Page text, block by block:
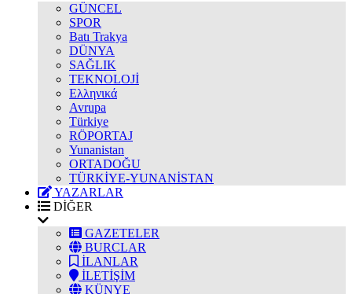
GÜNCEL
SPOR
Batı Trakya
DÜNYA
SAĞLIK
TEKNOLOJİ
Ελληνικά
Avrupa
Türkiye
RÖPORTAJ
Yunanistan
ORTADOĞU
TÜRKİYE-YUNANİSTAN
YAZARLAR
DİĞER
GAZETELER
BURCLAR
İLANLAR
İLETİŞİM
KÜNYE